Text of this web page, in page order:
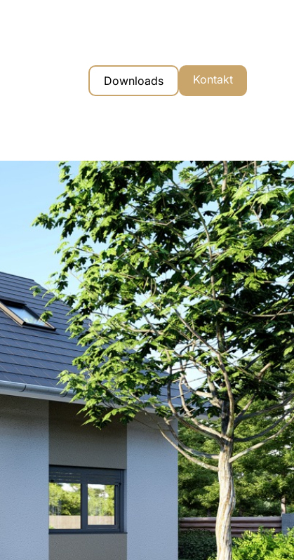
Downloads Kontakt